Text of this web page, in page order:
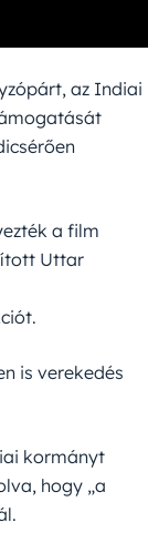
az Indiai
a film
Uttar
is verekedés
kormányt
hogy „a